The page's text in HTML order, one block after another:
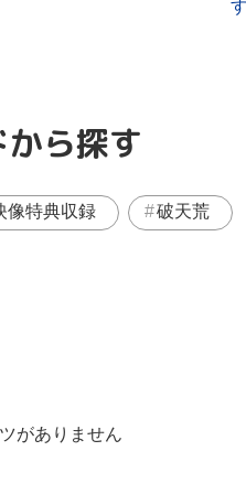
ら探す
像特典収録 破天荒
がありません